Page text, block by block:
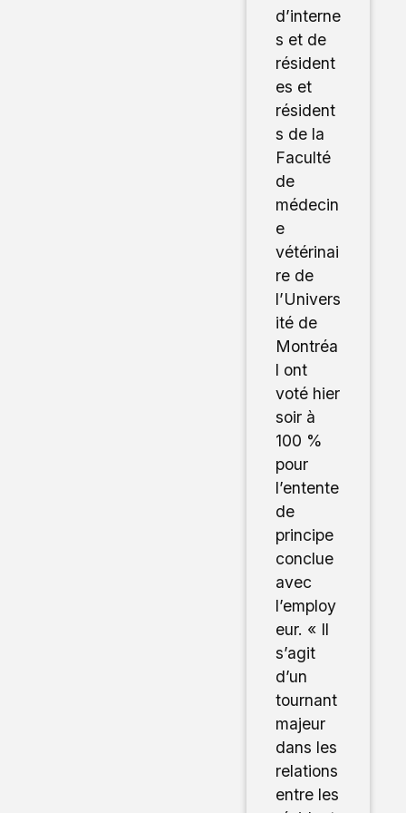
d’interne
s et de
résident
es et
résident
s de la
Faculté
de
médecin
e
vétérinai
re de
l’Univers
ité de
Montréa
l ont
voté hier
soir à
100 %
pour
l’entente
de
principe
conclue
avec
l’employ
eur. « Il
s’agit
d’un
tournant
majeur
dans les
relations
entre les